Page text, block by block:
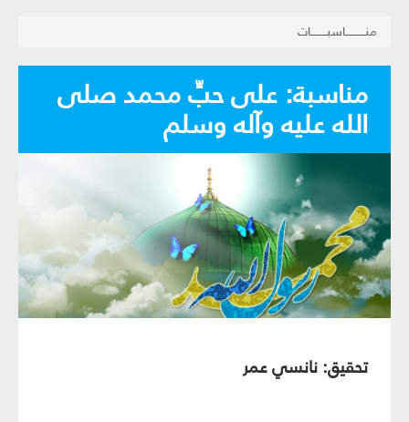
منـــــــــــاسبـــــــــات
مناسبة: على حبِّ محمد صلى
الله عليه وآله وسلم
تحقيق: نانسي عمر